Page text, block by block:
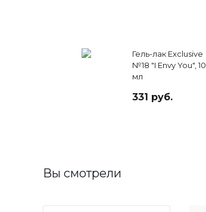
Гель-лак Exclusive
№18 "I Envy You", 10
мл
331 руб.
Вы смотрели